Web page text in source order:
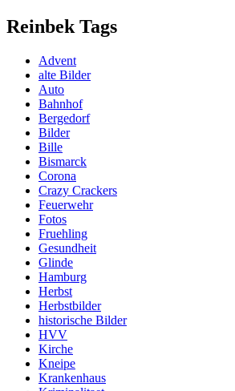
Reinbek Tags
Advent
alte Bilder
Auto
Bahnhof
Bergedorf
Bilder
Bille
Bismarck
Corona
Crazy Crackers
Feuerwehr
Fotos
Fruehling
Gesundheit
Glinde
Hamburg
Herbst
Herbstbilder
historische Bilder
HVV
Kirche
Kneipe
Krankenhaus